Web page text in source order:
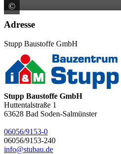
©
Adresse
Stupp Baustoffe GmbH
Stupp Baustoffe GmbH
Huttentalstraße 1
63628 Bad Soden-Salmünster
06056/9153-0
06056/9153-240
info@stubau.de